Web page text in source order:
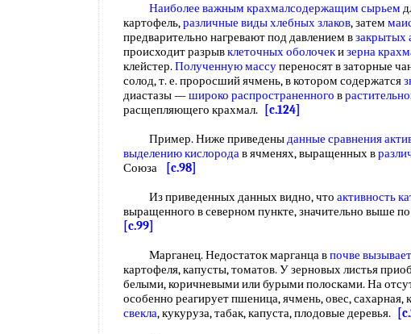
Наиболее важным крахмалсодержащим сырьем
картофель,различные видыхлебных злаков, затем
предварительно нагревают под давлением взакрытых
происходит разрывклеточных оболочекизерна
клейстер.Полученную массупереносят в заторные
солод, т. е. проросший ячмень, в котором содержатся
диастазы —широко распространенного в
расщепляющего крахмал.
[c.124]
Пример. Ниже приведеныданные сравнения
выделению кислородав ячменях, выращенных в
Союза
[c.98]
Из приведенных данных видно, что активность
выращенного в северном пункте, значительно выше
[c.99]
Марганец. Недостаток марганца впочве вызывает
картофеля, капусты, томатов. У зерновых листья
белыми, коричневыми или бурыми полосками. На
особенно реагирует пшеница, ячмень, овес, сахарная,
свекла, кукуруза, табак, капуста, плодовые деревья.